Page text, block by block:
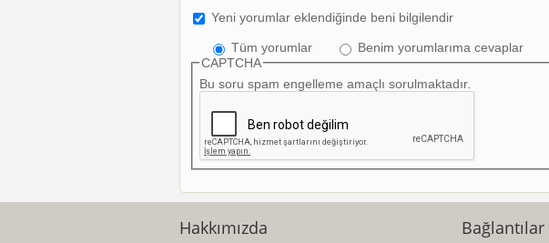
Yeni yorumlar eklendiğinde beni bilgilendir
Tüm yorumlar
Benim yorumlarıma cevaplar
CAPTCHA
Bu soru spam engelleme amaçlı sorulmaktadır.
Hakkımızda Bağlantılar